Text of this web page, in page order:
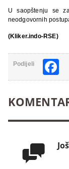
U saopštenju se
neodgovornih
(Kliker.indo-RSE)
Podijeli
